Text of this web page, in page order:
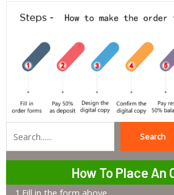
Search
How To Place An
1.Fill in the form above